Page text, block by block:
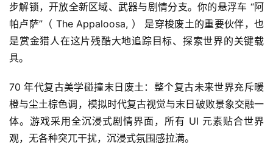
首
页
游
茶
创
游
步解锁，开放全新区域、武器与剧情分支。你的悬浮车 “阿
帕卢萨”（ The Appaloosa, ） 是穿梭废土的重要伙伴，也
是赏金猎人在这片残酷大地追踪目标、探索世界的关键载
具。
70 年代复古美学碰撞末日废土：整个复古未来世界充斥暖
橙与尘土棕色调，模拟时代复古视觉与末日破败景象交融一
体。游戏采用全沉浸式剧情界面，所有 UI 元素贴合世界
观，无各种突兀干扰，沉浸式氛围感拉满。